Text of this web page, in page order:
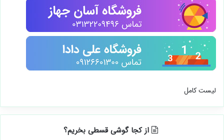
لیست کامل
از کجا گوشی قسطی بخریم؟